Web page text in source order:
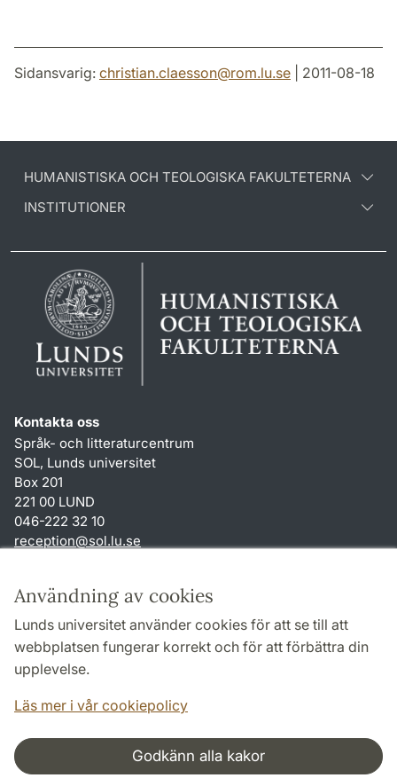
Användning av cookies
Lunds universitet använder cookies för att se till att
webbplatsen fungerar korrekt och för att förbättra din
upplevelse.
Läs mer i vår cookiepolicy
Godkänn alla kakor
Sidansvarig: christian.claesson@rom.lu.se | 2011-08-18
HUMANISTISKA OCH TEOLOGISKA FAKULTETERNA
INSTITUTIONER
Kontakta oss
Språk- och litteraturcentrum
SOL, Lunds universitet
Box 201
221 00 LUND
046-222 32 10
reception@sol.lu.se
Genvägar
Om webbplatsen och cookies
Behandling av personuppgifter
Tillgänglighetsredogörelse